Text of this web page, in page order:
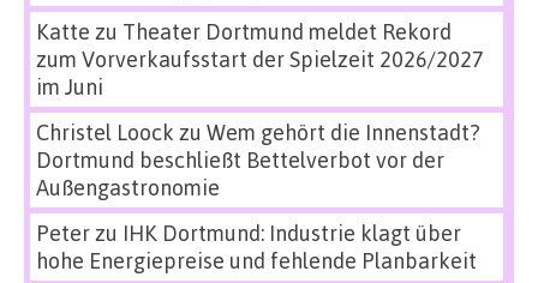
Katte zu Theater Dortmund meldet Rekord
zum Vorverkaufsstart der Spielzeit 2026/2027
im Juni
Christel Loock zu Wem gehört die Innenstadt?
Dortmund beschließt Bettelverbot vor der
Außengastronomie
Peterzu IHK Dortmund: Industrie klagt über
hohe Energiepreise und fehlende Planbarkeit